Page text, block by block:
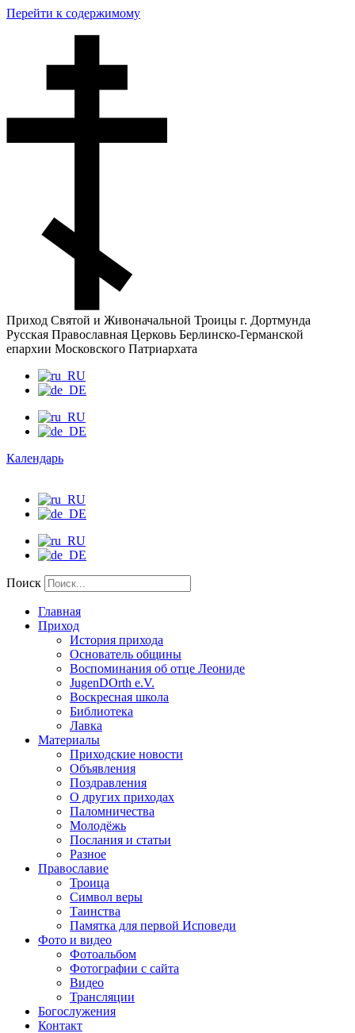
Перейти к содержимому
Приход Святой и Живоначальной Троицы г. Дортмунда
Русская Православная Церковь Берлинско-Германской
епархии Московского Патриархата
Календарь
Поиск
Главная
Приход
История прихода
Основатель общины
Воспоминания об отце Леониде
JugenDOrth e.V.
Воскресная школа
Библиотека
Лавка
Материалы
Приходские новости
Объявления
Поздравления
О других приходах
Паломничества
Молодёжь
Послания и статьи
Разное
Православие
Троица
Символ веры
Таинства
Памятка для первой Исповеди
Фото и видео
Фотоальбом
Фотографии с сайта
Видео
Трансляции
Богослужения
Контакт